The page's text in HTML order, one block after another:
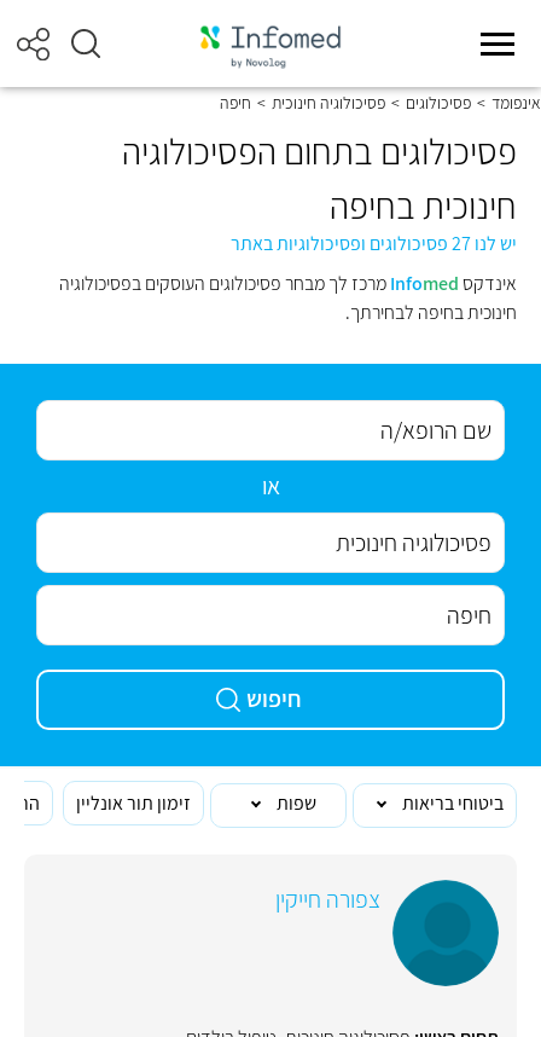
אינפומד > פסיכולוגים > פסיכולוגיה חינוכית > חיפה
פסיכולוגים בתחום הפסיכולוגיה
חינוכית בחיפה
יש לנו 27 פסיכולוגים ופסיכולוגיות באתר
אינדקס
Infomed
מרכז לך מבחר פסיכולוגים העוסקים בפסיכולוגיה
חינוכית בחיפה לבחירתך.
או
חיפוש
ביטוחי בריאות שפות זימון תור אונליין
צפורה חייקין